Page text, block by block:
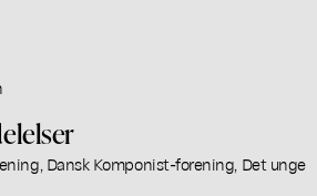
Dansk Komponist-forening, Det unge